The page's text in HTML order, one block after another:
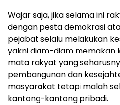
‎Wajar saja, jika selama ini
dengan pesta demokrasi
pejabat selalu melakukan
yakni diam-diam memakan
mata rakyat yang
pembangunan dan
masyarakat tetapi malah
kantong-kantong pribadi.